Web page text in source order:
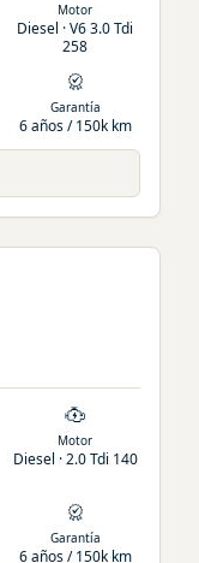
Motor
Diesel · V6 3.0 Tdi
258
Garantía
6 años / 150k km
Motor
Diesel · 2.0 Tdi 140
Garantía
6 años / 150k km